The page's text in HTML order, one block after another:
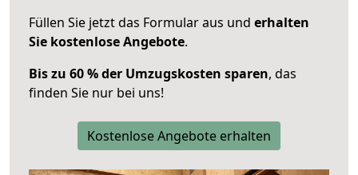
Füllen Sie jetzt das Formular aus und erhalten
Sie kostenlose Angebote.
Bis zu 60 % der Umzugskosten sparen, das
finden Sie nur bei uns!
Kostenlose Angebote erhalten